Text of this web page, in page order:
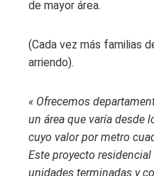
de mayor área.
(Cada vez más familias
arriendo).
« Ofrecemos
un área que varía desde
cuyo valor por metro
Este proyecto
unidades terminadas y